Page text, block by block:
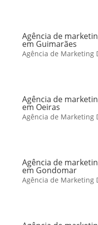
Agência de
em Guimarães
Agência de Marketing
Agência de
em Oeiras
Agência de Marketing
Agência de
em Gondomar
Agência de Marketing